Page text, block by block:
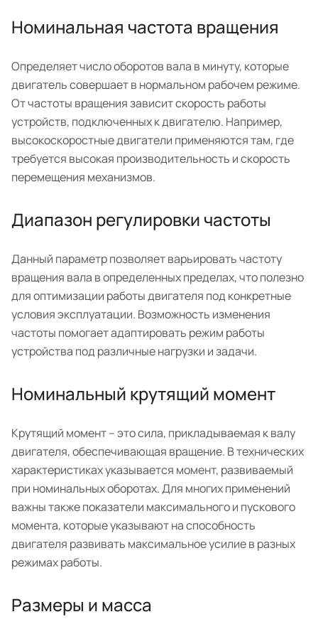
Номинальная частота вращения
Определяет число оборотов вала в минуту, которые
двигатель совершает в нормальном рабочем режиме.
От частоты вращения зависит скорость работы
устройств, подключенных к двигателю. Например,
высокоскоростные двигатели применяются там, где
требуется высокая производительность и скорость
перемещения механизмов.
Диапазон регулировки частоты
Данный параметр позволяет варьировать частоту
вращения вала в определенных пределах, что полезно
для оптимизации работы двигателя под конкретные
условия эксплуатации. Возможность изменения
частоты помогает адаптировать режим работы
устройства под различные нагрузки и задачи.
Номинальный крутящий момент
Крутящий момент – это сила, прикладываемая к валу
двигателя, обеспечивающая вращение. В технических
характеристиках указывается момент, развиваемый
при номинальных оборотах. Для многих применений
важны также показатели максимального и пускового
момента, которые указывают на способность
двигателя развивать максимальное усилие в разных
режимах работы.
Размеры и масса